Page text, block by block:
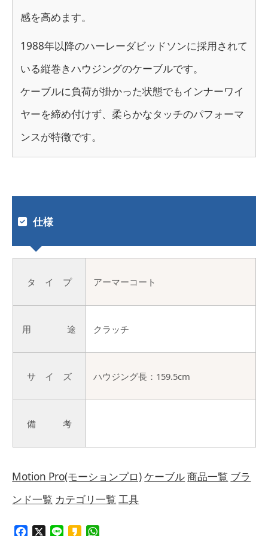
感を高めます。
1988年以降のハーレーダビッドソンに採用されて
いる縦巻きハウジングのケーブルです。
ケーブルに負荷が掛かった状態でもインナーワイ
ヤーを締め付けず、柔らかなタッチのパフォーマ
ンスが特徴です。
仕様
タ イ プ アーマーコート
用 途 クラッチ
サ イ ズ ハウジング長：159.5cm
備 考
Motion Pro(モーションプロ)ケーブル商品一覧 ブラ
ンド一覧 カテゴリ一覧 工具
Facebook Line Kakao